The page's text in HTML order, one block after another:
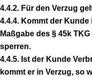
4.4.2. Für den Verzug
4.4.4. Kommt der Kunde
Maßgabe des § 45k
sperren.
4.4.5. Ist der Kunde
kommt er in Verzug, so